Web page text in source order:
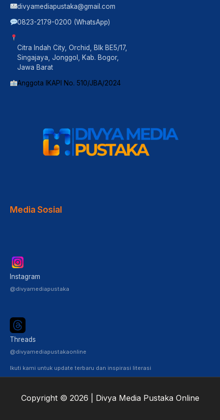
divyamediapustaka@gmail.com
0823-2179-0200 (WhatsApp)
Citra Indah City, Orchid, Blk BE5/17,
Singajaya, Jonggol, Kab. Bogor,
Jawa Barat
Anggota IKAPI No. 510/JBA/2024
Media Sosial
Instagram
@divyamediapustaka
Threads
@divyamediapustakaonline
Ikuti kami untuk update terbaru dan inspirasi literasi
Copyright © 2026 | Divya Media Pustaka Online